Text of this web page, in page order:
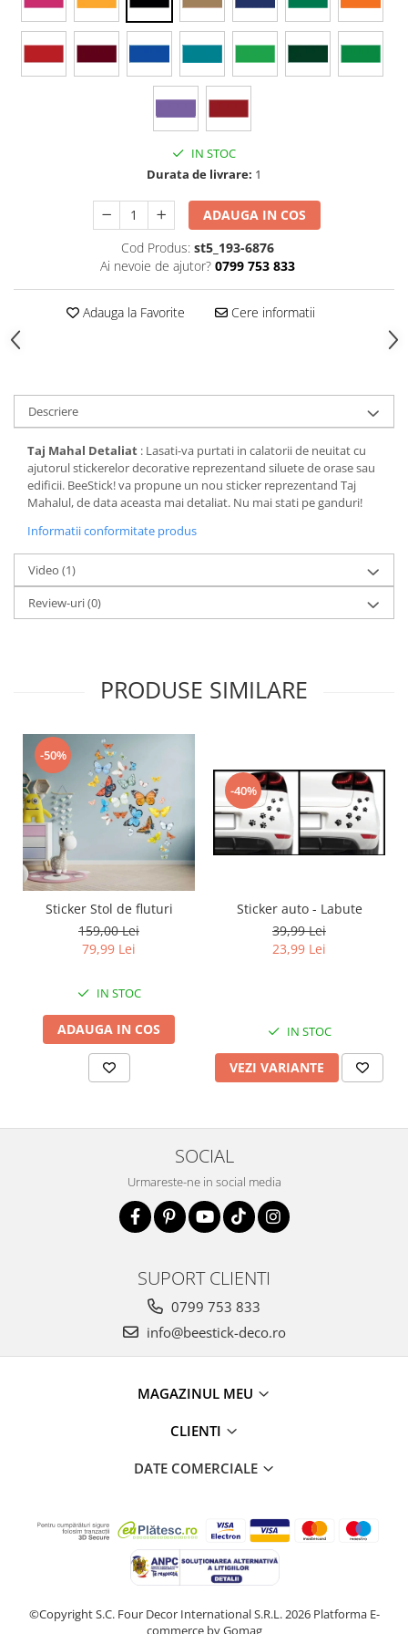
Stickere Walplus ™
Stickere Auto
Stickere pereche
Copii
Stickere cu efect 3D
Stickere tip tablou
IN STOC
Durata de livrare: 1
ADAUGA IN COS
Cod Produs: st5_193-6876
Ai nevoie de ajutor? 0799 753 833
Adauga la Favorite Cere informatii
Descriere
Taj Mahal Detaliat : Lasati-va purtati in calatorii de neuitat cu
ajutorul stickerelor decorative reprezentand siluete de orase sau
edificii. BeeStick! va propune un nou sticker reprezentand Taj
Mahalul, de data aceasta mai detaliat. Nu mai stati pe ganduri!
Informatii conformitate produs
Video (1)
Review-uri(0)
PRODUSE SIMILARE
-50%
Sticker Stol de fluturi
159,00 Lei
79,99 Lei
IN STOC
ADAUGA IN COS
-40%
Sticker auto - Labute
39,99 Lei
23,99 Lei
IN STOC
VEZI VARIANTE
SOCIAL
Urmareste-ne in social media
SUPORT CLIENTI
0799 753 833
info@beestick-deco.ro
MAGAZINUL MEU
CLIENTI
DATE COMERCIALE
©Copyright S.C. Four Decor International S.R.L. 2026 Platforma E-
commerce by Gomag